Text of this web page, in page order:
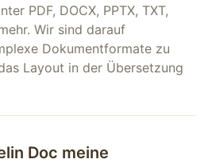
PDF, DOCX, PPTX, TXT,
Wir sind darauf
Dokumentformate zu
Layout in der Übersetzung
Doc meine